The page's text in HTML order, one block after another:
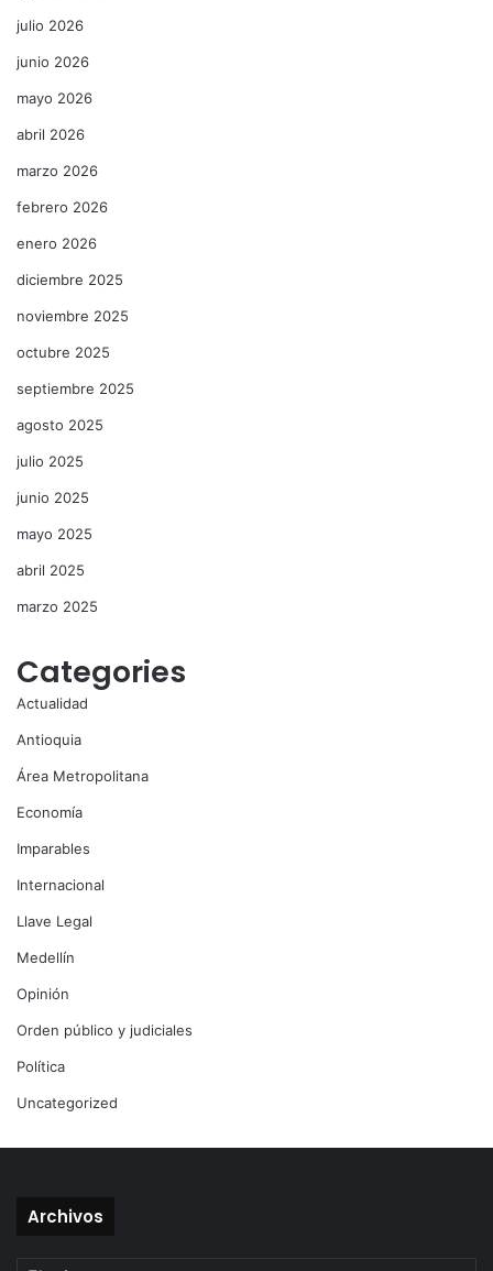
julio 2026
junio 2026
mayo 2026
abril 2026
marzo 2026
febrero 2026
enero 2026
diciembre 2025
noviembre 2025
octubre 2025
septiembre 2025
agosto 2025
julio 2025
junio 2025
mayo 2025
abril 2025
marzo 2025
Categories
Actualidad
Antioquia
Área Metropolitana
Economía
Imparables
Internacional
Llave Legal
Medellín
Opinión
Orden público y judiciales
Política
Uncategorized
Archivos